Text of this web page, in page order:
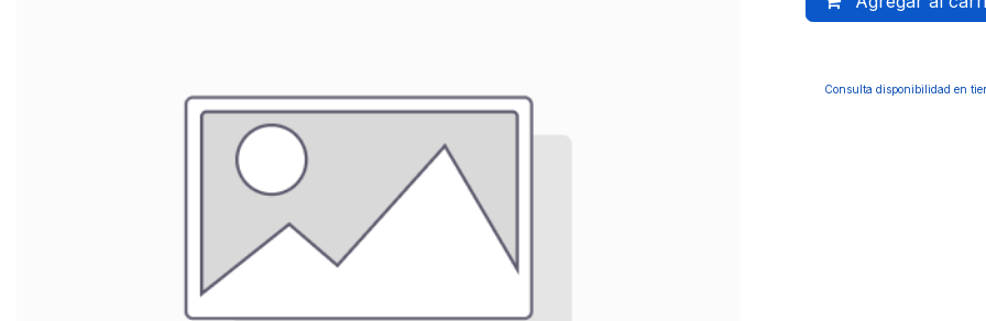
Consulta disponibilidad en